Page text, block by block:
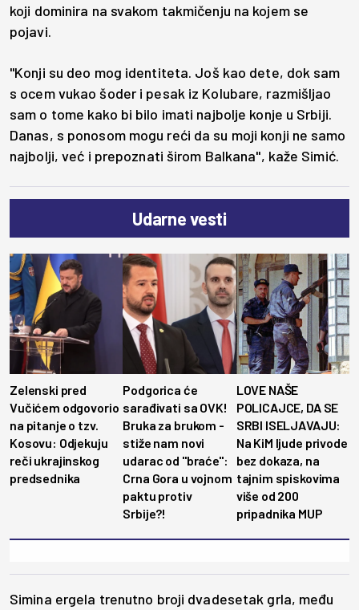
koji dominira na svakom takmičenju na kojem se
pojavi.
"Konji su deo mog identiteta. Još kao dete, dok sam
s ocem vukao šoder i pesak iz Kolubare, razmišljao
sam o tome kako bi bilo imati najbolje konje u Srbiji.
Danas, s ponosom mogu reći da su moji konji ne samo
najbolji, već i prepoznati širom Balkana", kaže Simić.
Udarne vesti
Zelenski pred
Vučićem odgovorio
na pitanje o tzv.
Kosovu: Odjekuju
reči ukrajinskog
predsednika
Podgorica će
sarađivati sa OVK!
Bruka za brukom -
stiže nam novi
udarac od "braće":
Crna Gora u vojnom
paktu protiv
Srbije?!
LOVE NAŠE
POLICAJCE, DA SE
SRBI ISELJAVAJU:
Na KiM ljude privode
bez dokaza, na
tajnim spiskovima
više od 200
pripadnika MUP
Simina ergela trenutno broji dvadesetak grla, među